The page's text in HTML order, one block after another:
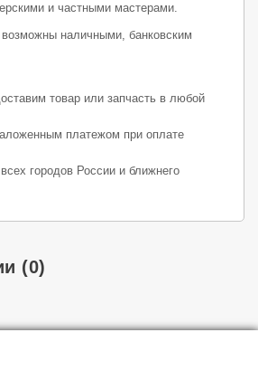
и частными мастерами.
наличными, банковским
товар или запчасть в любой
платежом при оплате
городов России и ближнего
(0)